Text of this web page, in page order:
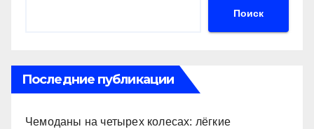
ki
ть
Поиск
Последние публикации
Чемоданы на четырех колесах: лёгкие